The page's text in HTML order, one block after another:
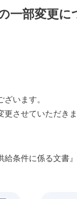
一部変更に
います。
させていただき
条件に係る文書』